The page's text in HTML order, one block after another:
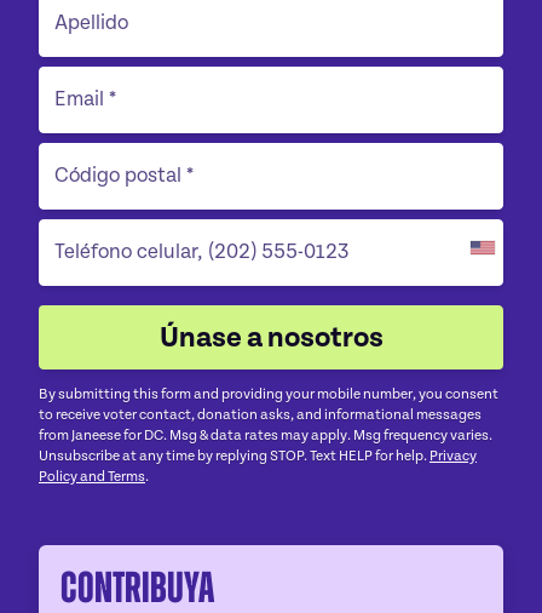
By submitting this form and providing your mobile number, you consent
to receive voter contact, donation asks, and informational messages
from Janeese for DC. Msg & data rates may apply. Msg frequency varies.
Unsubscribe at any time by replying STOP. Text HELP for help. Privacy
Policy and Terms.
Contribuya